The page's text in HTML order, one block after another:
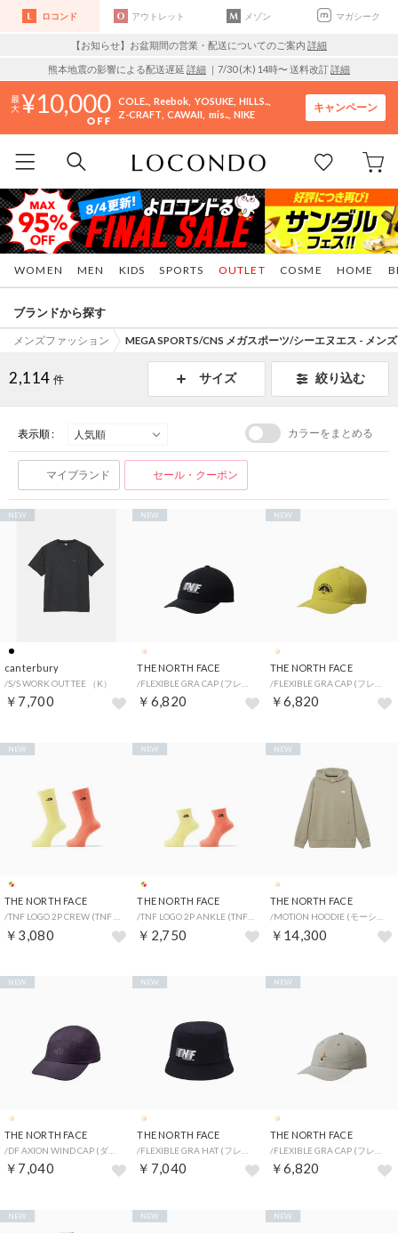
ロコンド アウトレット メゾン マガシーク
【お知らせ】お盆期間の営業・配送についてのご案内 詳細
熊本地震の影響による配送遅延 詳細 ｜7/30 (木) 14時〜 送料改訂詳細
10,000 COLE.. Reebok YOSUKE HILLS..
Z-CRAFT CAWAII mis.. NIKE
キャンペーン
WOMEN MEN KIDS SPORTS COSME HOME
OUTLET
ブランドから探す
メンズファッション MEGA SPORTS/CNS メガスポーツ/シーエヌエス - メン
2,114 件 サイズ 絞り込む
表示順 : カラーをまとめる
マイブランド セール・クーポン
canterbury
/S/S WORK OUT TEE （K）
￥7,700
NEW
THE NORTH FACE
￥6,820
NEW
THE NORTH FACE
￥6,820
NEW
THE NORTH FACE
￥3,080
NEW
THE NORTH FACE
￥2,750
NEW
THE NORTH FACE
￥14,300
NEW
THE NORTH FACE
￥7,040
NEW
THE NORTH FACE
￥7,040
NEW
THE NORTH FACE
￥6,820
NEW
NEW NEW NEW